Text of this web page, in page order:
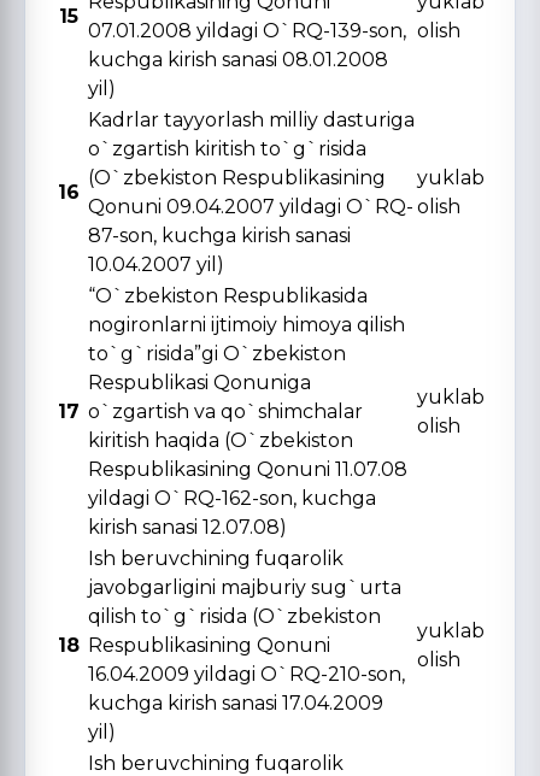
15
07.01.2008 yildagi O`RQ-139-son,
kuchga kirish sanasi 08.01.2008
yil)
olish
16
Kadrlar tayyorlash milliy dasturiga
o`zgartish kiritish to`g`risida
(O`zbekiston Respublikasining
Qonuni 09.04.2007 yildagi O`RQ-
87-son, kuchga kirish sanasi
10.04.2007 yil)
yuklab
olish
17
“O`zbekiston Respublikasida
nogironlarni ijtimoiy himoya qilish
to`g`risida”gi O`zbekiston
Respublikasi Qonuniga
o`zgartish va qo`shimchalar
kiritish haqida (O`zbekiston
Respublikasining Qonuni 11.07.08
yildagi O`RQ-162-son, kuchga
kirish sanasi 12.07.08)
yuklab
olish
18
Ish beruvchining fuqarolik
javobgarligini majburiy sug`urta
qilish to`g`risida (O`zbekiston
Respublikasining Qonuni
16.04.2009 yildagi O`RQ-210-son,
kuchga kirish sanasi 17.04.2009
yil)
yuklab
olish
Ish beruvchining fuqarolik